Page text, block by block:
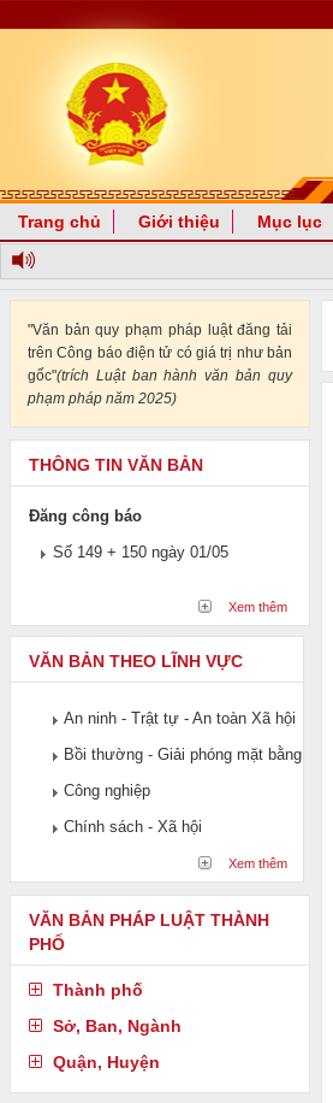
Trang chủ Giới thiệu Mục lục
"Văn bản quy phạm pháp luật đăng tải
trên Công báo điện tử có giá trị như bản
gốc"(trích Luật ban hành văn bản quy
phạm pháp năm 2025)
THÔNG TIN VĂN BẢN
Đăng công báo
Số 149 + 150 ngày 01/05
Xem thêm
VĂN BẢN THEO LĨNH VỰC
An ninh - Trật tự - An toàn Xã hội
Bồi thường - Giải phóng mặt bằng
Công nghiệp
Chính sách - Xã hội
Xem thêm
VĂN BẢN PHÁP LUẬT THÀNH
PHỐ
Thành phố
Sở, Ban, Ngành
Quận, Huyện